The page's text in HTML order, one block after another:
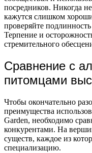
посредников. Никогда
кажутся слишком
проверяйте
Терпение и
стремительного
Сравнение с
питомцами
Чтобы окончательно
преимущества
Garden, необходимо
конкурентами. На
существ, каждое из
специализацию.